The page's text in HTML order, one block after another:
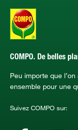
COMPO. De belles
Peu importe que
ensemble pour une
Suivez COMPO sur: